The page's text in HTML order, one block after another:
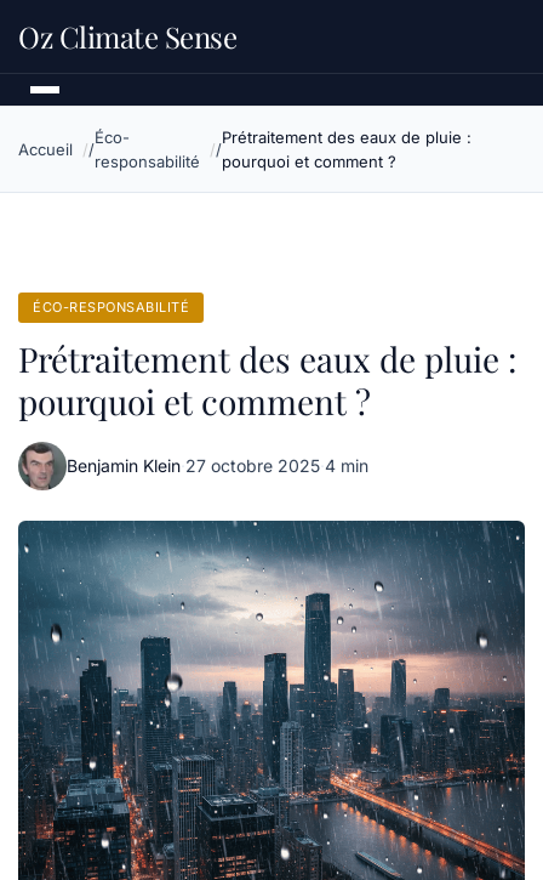
Oz Climate Sense
Accueil
Éco-
responsabilité
Prétraitement des eaux de pluie :
pourquoi et comment ?
ÉCO-RESPONSABILITÉ
Prétraitement des eaux de pluie :
pourquoi et comment ?
Benjamin Klein·27 octobre 2025·4 min